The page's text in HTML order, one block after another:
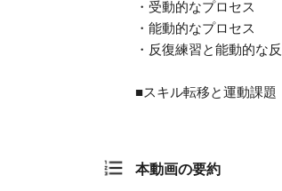
・受動的なプロセス
・能動的なプロセス
・反復練習と能動的な
■スキル転移と運動課題
本動画の要約